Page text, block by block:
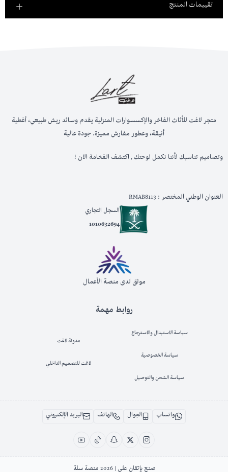
تقييمات المنتج
روابط مهمة
سياسة الاستبدال والاسترجاع
سياسة الخصوصية
سياسة الشحن والتوصيل
مدونة لاغت
لاغت للتصميم الداخلي
متجر لاغت للأثاث الفاخر والإكسسوارات المنزلية يقدم وسائد ريش طبيعي، أغطية
أنيقة، وعطور مفارش مميزة. جودة عالية
وتصاميم تناسبك لأننا نكمل لوحتك , اكتشف الفخامة الان !
العنوان الوطني المختصر : RMAB8113
السجل التجاري
1010632694
موثق لدى منصة الأعمال
واتساب الجوال الهاتف البريد الإلكتروني
صنع بإتقان على | 2026 منصة سلة